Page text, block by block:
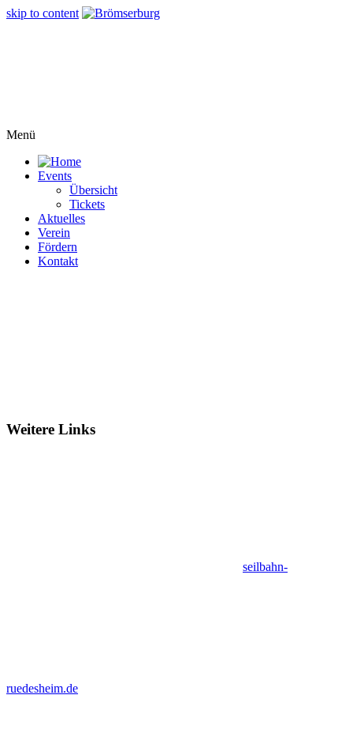
skip to content
Menü
Events
Übersicht
Tickets
Aktuelles
Verein
Fördern
Kontakt
Weitere Links
seilbahn-
ruedesheim.de